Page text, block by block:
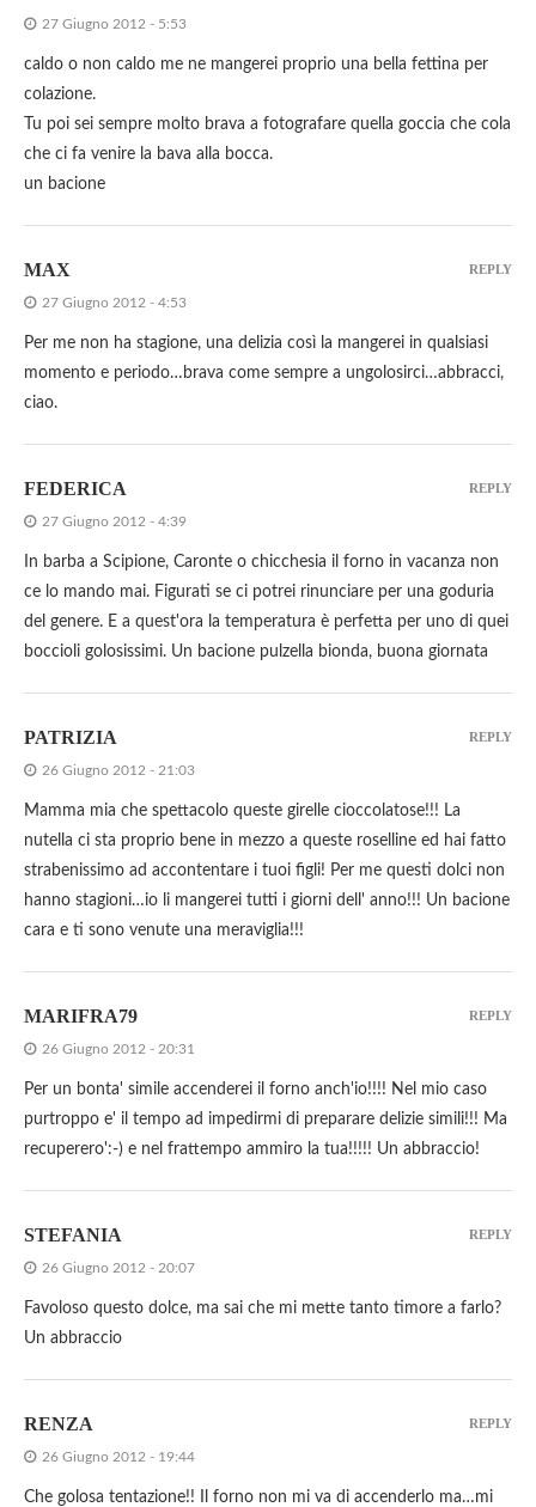
27 Giugno 2012 - 5:53
caldo o non caldo me ne mangerei proprio una bella fettina per
colazione.
Tu poi sei sempre molto brava a fotografare quella goccia che cola
che ci fa venire la bava alla bocca.
un bacione
MAX
27 Giugno 2012 - 4:53
Per me non ha stagione, una delizia così la mangerei in qualsiasi
momento e periodo…brava come sempre a ungolosirci…abbracci,
ciao.
REPLY
FEDERICA
27 Giugno 2012 - 4:39
In barba a Scipione, Caronte o chicchesia il forno in vacanza non
ce lo mando mai. Figurati se ci potrei rinunciare per una goduria
del genere. E a quest'ora la temperatura è perfetta per uno di quei
boccioli golosissimi. Un bacione pulzella bionda, buona giornata
REPLY
PATRIZIA
26 Giugno 2012 - 21:03
Mamma mia che spettacolo queste girelle cioccolatose!!! La
nutella ci sta proprio bene in mezzo a queste roselline ed hai fatto
strabenissimo ad accontentare i tuoi figli! Per me questi dolci non
hanno stagioni…io li mangerei tutti i giorni dell' anno!!! Un bacione
cara e ti sono venute una meraviglia!!!
REPLY
MARIFRA79
26 Giugno 2012 - 20:31
Per un bonta' simile accenderei il forno anch'io!!!! Nel mio caso
purtroppo e' il tempo ad impedirmi di preparare delizie simili!!! Ma
recuperero':-) e nel frattempo ammiro la tua!!!!! Un abbraccio!
REPLY
STEFANIA
26 Giugno 2012 - 20:07
Favoloso questo dolce, ma sai che mi mette tanto timore a farlo?
Un abbraccio
REPLY
RENZA
26 Giugno 2012 - 19:44
Che golosa tentazione!! Il forno non mi va di accenderlo ma…mi
REPLY